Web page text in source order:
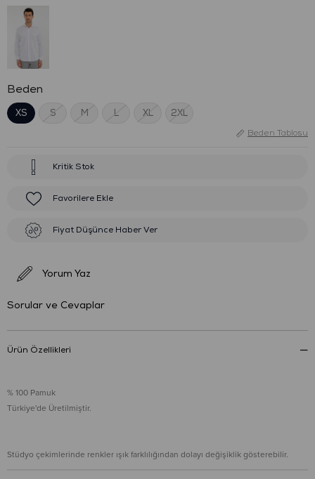
Beden
XS S M L XL 2XL
Beden Tablosu
Kritik Stok
Favorilere Ekle
Fiyat Düşünce Haber Ver
Yorum Yaz
Sorular ve Cevaplar
Ürün Özellikleri
% 100 Pamuk
Türkiye'de Üretilmiştir.
Stüdyo çekimlerinde renkler ışık farklılığından dolayı değişiklik gösterebilir.